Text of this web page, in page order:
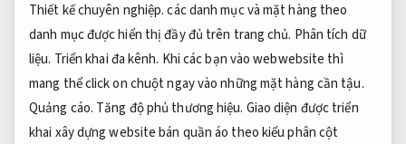
Thiết kế chuyên nghiệp.các danh mục và mặt hàng theo
danh mục được hiển thị đầy đủ trên trang chủ. Phân tích dữ
liệu. Triển khai đa kênh. Khi các bạn vào webwebsite thì
mang thể click on chuột ngay vào những mặt hàng cần tậu.
Quảng cáo. Tăng độ phủ thương hiệu. Giao diện được triển
khai xây dựng website bán quần áo theo kiểu phân cột